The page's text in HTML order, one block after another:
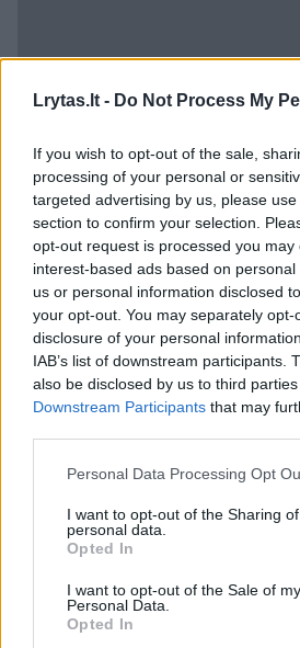
Lrytas.lt - Do Not Process My
If you wish to opt-out of the sale,
processing of your personal or
targeted advertising by us, please
section to confirm your selection.
opt-out request is processed you may
interest-based ads based on
us or personal information disclosed
your opt-out. You may separately
disclosure of your personal
IAB’s list of downstream participants.
also be disclosed by us to third
Downstream Participants that may
Personal Data Processing Opt
I want to opt-out of the Sharing
personal data.
Opted In
I want to opt-out of the Sale of my
Personal Data.
Opted In
„Žmonės dažnai mano,
feritino rodikliai reiškia tą
organizme, tačiau iš tiesų
skirtingus dalykus.
baltymas raudonuosiuose
pernešantis deguonį į
aiškina „Camelia“
Ji priduria, gydant geležies
svarbu ne tik padidinti